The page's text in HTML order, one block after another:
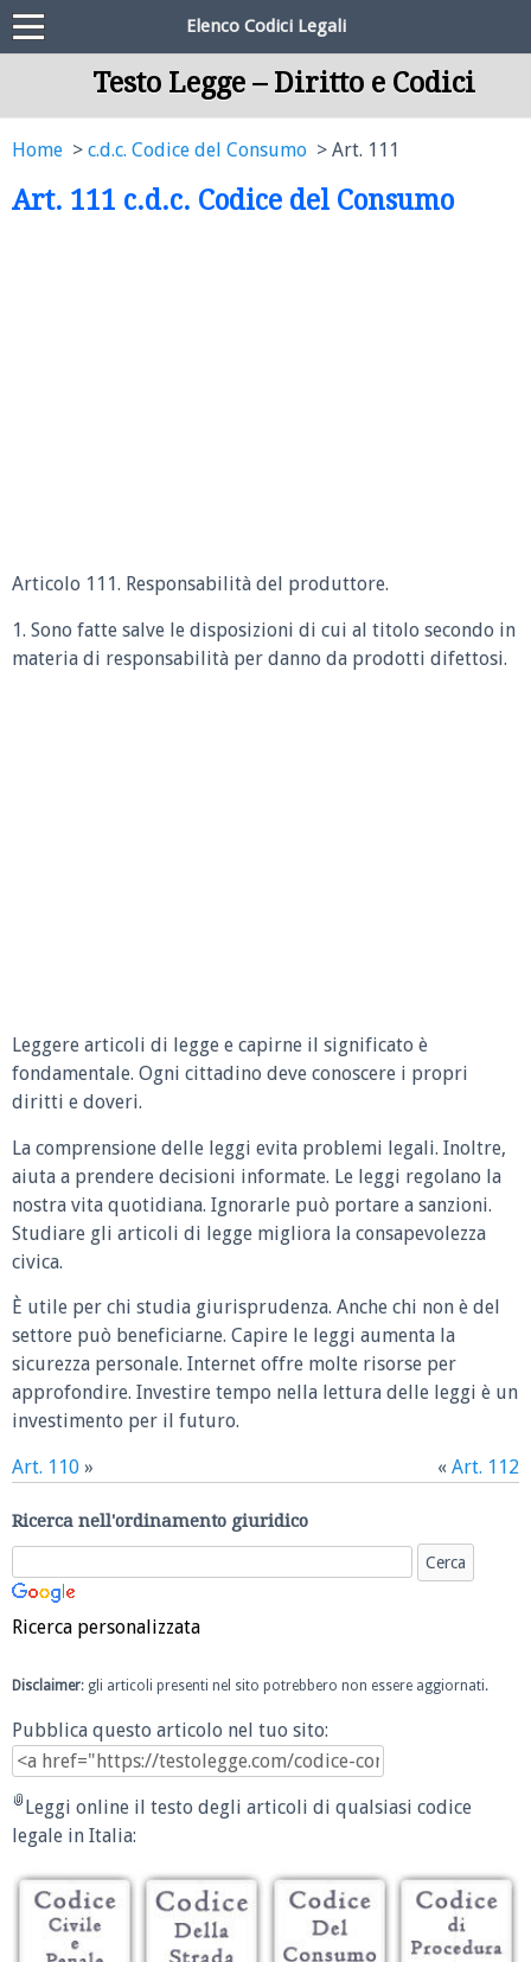
Elenco Codici Legali
Testo Legge – Diritto e Codici
Home c.d.c. Codice del Consumo Art. 111
Art. 111 c.d.c. Codice del Consumo
Articolo 111. Responsabilità del produttore.
1. Sono fatte salve le disposizioni di cui al titolo secondo in
materia di responsabilità per danno da prodotti difettosi.
Leggere articoli di legge e capirne il significato è
fondamentale. Ogni cittadino deve conoscere i propri
diritti e doveri.
La comprensione delle leggi evita problemi legali. Inoltre,
aiuta a prendere decisioni informate. Le leggi regolano la
nostra vita quotidiana. Ignorarle può portare a sanzioni.
Studiare gli articoli di legge migliora la consapevolezza
civica.
È utile per chi studia giurisprudenza. Anche chi non è del
settore può beneficiarne. Capire le leggi aumenta la
sicurezza personale. Internet offre molte risorse per
approfondire. Investire tempo nella lettura delle leggi è un
investimento per il futuro.
Art. 110 » « Art. 112
Ricerca nell'ordinamento giuridico
Ricerca personalizzata
Disclaimer: gli articoli presenti nel sito potrebbero non essere aggiornati.
Pubblica questo articolo nel tuo sito:
Leggi online il testo degli articoli di qualsiasi codice
legale in Italia: